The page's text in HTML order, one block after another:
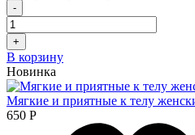
-
+
В корзину
Новинка
Мягкие и приятные к телу
650 Р